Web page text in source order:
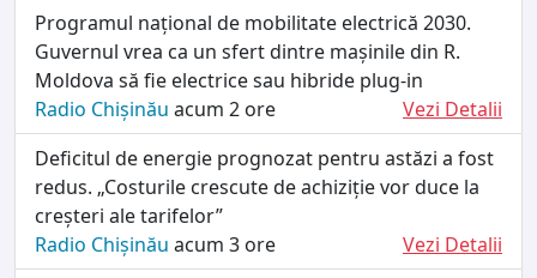
Programul național de mobilitate electrică 2030.
Guvernul vrea ca un sfert dintre mașinile din R.
Moldova să fie electrice sau hibride plug-in
Radio Chișinău acum 2 ore
Vezi Detalii
Deficitul de energie prognozat pentru astăzi a fost
redus. „Costurile crescute de achiziție vor duce la
creșteri ale tarifelor”
Radio Chișinău acum 3 ore
Vezi Detalii